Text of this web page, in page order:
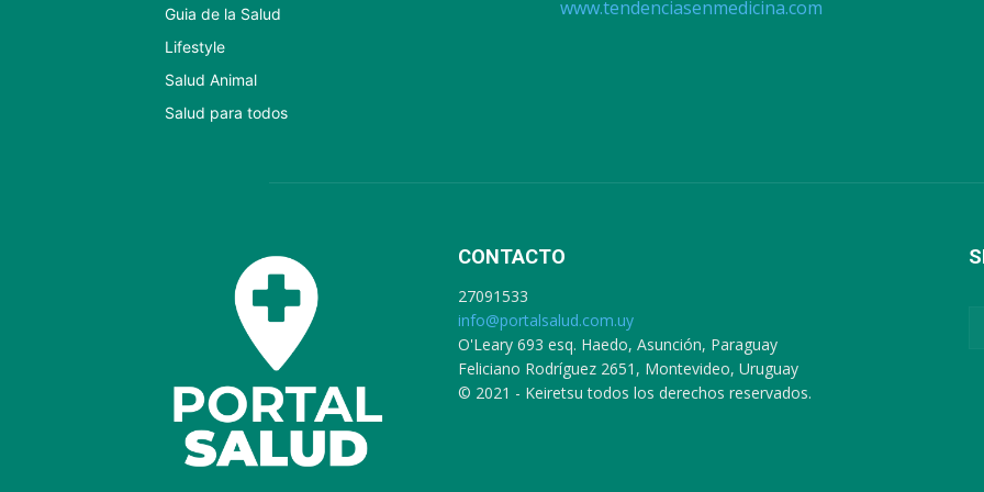
Guia de la Salud
Lifestyle
Salud Animal
Salud para todos
www.tendenciasenmedicina.com
CONTACTO
27091533
info@portalsalud.com.uy
O'Leary 693 esq. Haedo, Asunción, Paraguay
Feliciano Rodríguez 2651, Montevideo, Uruguay
© 2021 - Keiretsu todos los derechos reservados.